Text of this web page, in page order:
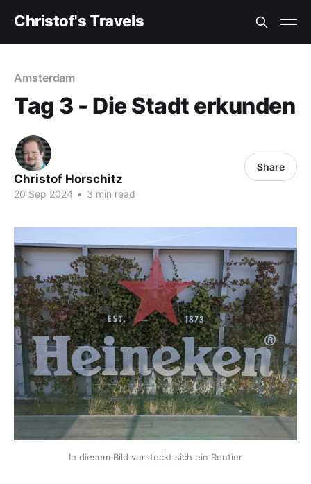
Christof's Travels
Amsterdam
Tag 3 - Die Stadt erkunden
Christof Horschitz
20 Sep 2024 • 3 min read
Share
In diesem Bild versteckt sich ein Rentier